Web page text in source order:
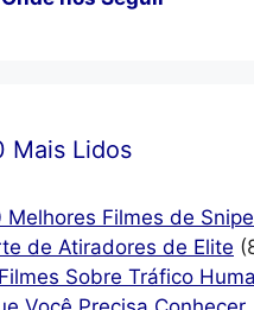
Mais Lidos
Melhores Filmes de
de Atiradores de Elite
Sobre Tráfico